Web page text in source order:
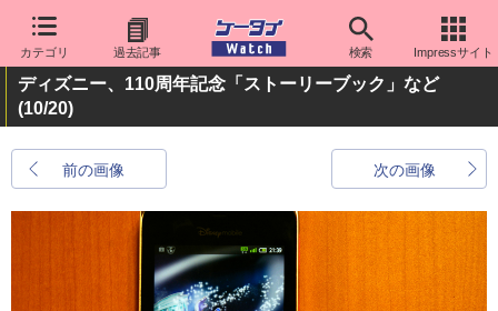
カテゴリ 過去記事 検索 Impressサイト
ディズニー、110周年記念「ストーリーブック」など
(10/20)
前の画像 次の画像